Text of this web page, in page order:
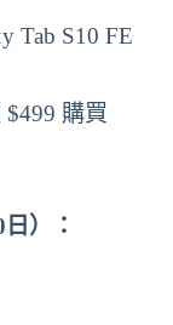
Tab S10 FE
購買
）：